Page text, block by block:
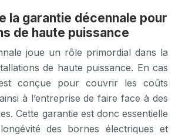
la garantie décennale pour
de haute puissance
joue un rôle primordial dans la
de haute puissance. En cas
conçue pour couvrir les coûts
à l’entreprise de faire face à des
Cette garantie est donc essentielle
des bornes électriques et